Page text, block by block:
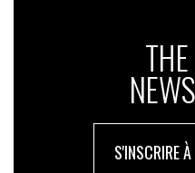
S'INSCRIRE